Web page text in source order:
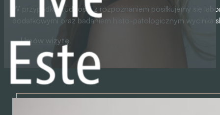
W przypadku trudności z rozpoznaniem posiłkujemy się
dodatkowymi oraz badaniem histo-patologicznym wycinka
Umów wizytę